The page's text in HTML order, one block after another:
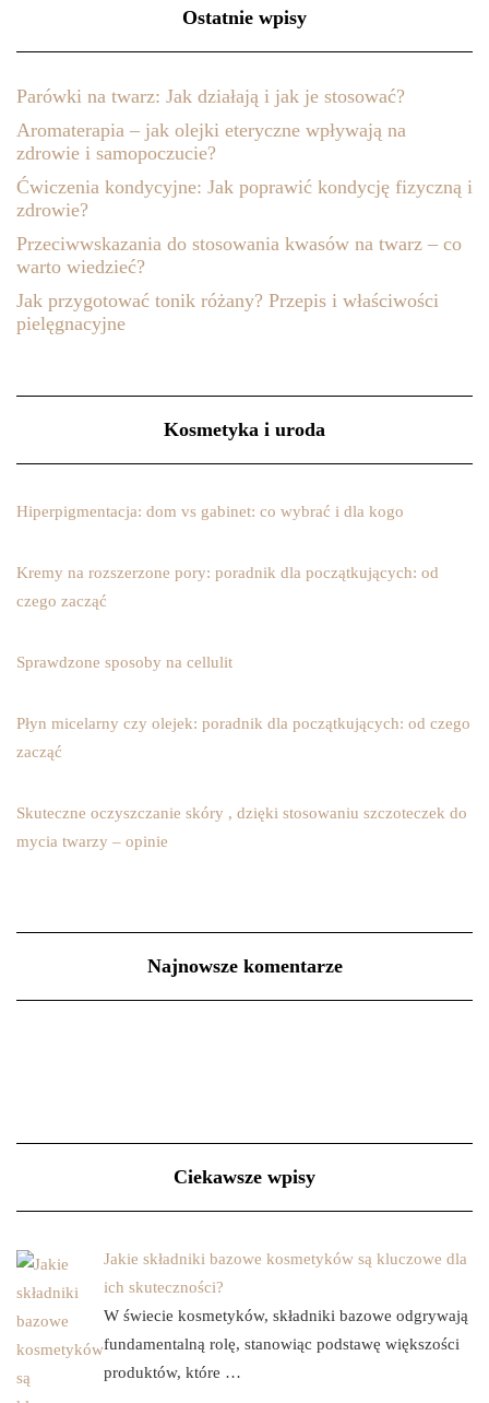
Ostatnie wpisy
Parówki na twarz: Jak działają i jak je stosować?
Aromaterapia – jak olejki eteryczne wpływają na
zdrowie i samopoczucie?
Ćwiczenia kondycyjne: Jak poprawić kondycję fizyczną i
zdrowie?
Przeciwwskazania do stosowania kwasów na twarz – co
warto wiedzieć?
Jak przygotować tonik różany? Przepis i właściwości
pielęgnacyjne
Kosmetyka i uroda
Hiperpigmentacja: dom vs gabinet: co wybrać i dla kogo
Kremy na rozszerzone pory: poradnik dla początkujących: od
czego zacząć
Sprawdzone sposoby na cellulit
Płyn micelarny czy olejek: poradnik dla początkujących: od czego
zacząć
Skuteczne oczyszczanie skóry , dzięki stosowaniu szczoteczek do
mycia twarzy – opinie
Najnowsze komentarze
Ciekawsze wpisy
Jakie składniki bazowe kosmetyków są kluczowe dla
ich skuteczności?
W świecie kosmetyków, składniki bazowe odgrywają
fundamentalną rolę, stanowiąc podstawę większości
produktów, które …